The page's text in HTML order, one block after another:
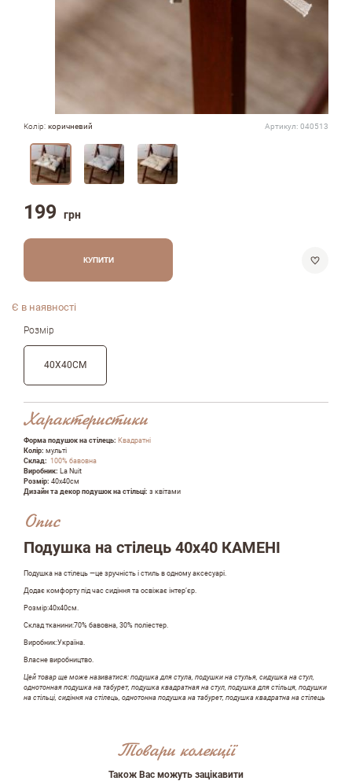
Колір: коричневий Артикул: 040513
199 грн
КУПИТИ
Є в наявності
Розмір
40Х40СМ
Характеристики
Форма подушок на стілець: Квадратні
Колір: мульті
Склад: 100% бавовна
Виробник: La Nuit
Розмір: 40х40см
Дизайн та декор подушок на стільці: з квітами
Опис
Подушка на стілець 40х40 КАМЕНІ
Подушка на стілець —це зручність і стиль в одному аксесуарі.
Додає комфорту під час сидіння та освіжає інтер’єр.
Розмір:40х40см.
Склад тканини:70% бавовна, 30% поліестер.
Виробник:Україна.
Власне виробництво.
Цей товар ще може називатися: подушка для стула, подушки на стулья, сидушка на стул,
однотонная подушка на табурет, подушка квадратная на стул, подушка для стільця, подушки
на стільці, сидіння на стілець, однотонна подушка на табурет, подушка квадратна на стілець
Товари колекції
Також Вас можуть зацікавити
Залишити вiдгук про магазин